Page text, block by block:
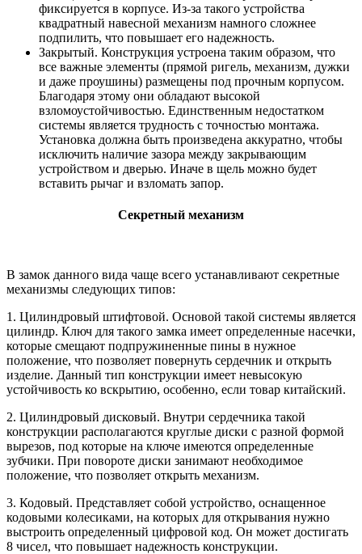
фиксируется в корпусе. Из-за такого устройства
квадратный навесной механизм намного сложнее
подпилить, что повышает его надежность.
Закрытый. Конструкция устроена таким образом, что
все важные элементы (прямой ригель, механизм, дужки
и даже проушины) размещены под прочным корпусом.
Благодаря этому они обладают высокой
взломоустойчивостью. Единственным недостатком
системы является трудность с точностью монтажа.
Установка должна быть произведена аккуратно, чтобы
исключить наличие зазора между закрывающим
устройством и дверью. Иначе в щель можно будет
вставить рычаг и взломать запор.
Секретный механизм
В замок данного вида чаще всего устанавливают секретные
механизмы следующих типов:
1. Цилиндровый штифтовой. Основой такой системы является
цилиндр. Ключ для такого замка имеет определенные насечки,
которые смещают подпружиненные пины в нужное
положение, что позволяет повернуть сердечник и открыть
изделие. Данный тип конструкции имеет невысокую
устойчивость ко вскрытию, особенно, если товар китайский.
2. Цилиндровый дисковый. Внутри сердечника такой
конструкции располагаются круглые диски с разной формой
вырезов, под которые на ключе имеются определенные
зубчики. При повороте диски занимают необходимое
положение, что позволяет открыть механизм.
3. Кодовый. Представляет собой устройство, оснащенное
кодовыми колесиками, на которых для открывания нужно
выстроить определенный цифровой код. Он может достигать
8 чисел, что повышает надежность конструкции.